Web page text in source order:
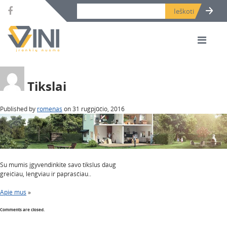
Search bar place.
Tikslai
Published by romenas on31 rugpjūčio, 2016
Su mumis įgyvendinkite savo tikslus daug
greičiau, lengviau ir paprasčiau..
Apie mus »
Comments are closed.